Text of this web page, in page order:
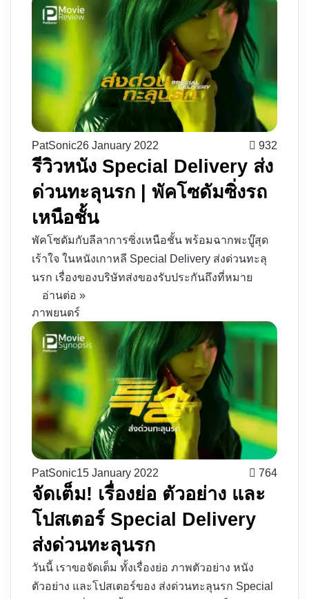
PatSonic26 January 2022 932
รีวิวหนัง Special Delivery ส่ง
ด่วนทะลุนรก | พัคโซดัมซิ่งรถ
เหนือชั้น
พัคโซดัมกับลีลาการซิ่งเหนือชั้น พร้อมฉากพะบู๊สุด
เร้าใจ ในหนังเกาหลี Special Delivery ส่งด่วนทะลุ
นรก เรื่องของบริษัทส่งของรับประกันถึงที่หมาย
อ่านต่อ »
ภาพยนตร์
PatSonic15 January 2022 764
จัดเต็ม! เรื่องย่อ ตัวอย่าง และ
โปสเตอร์ Special Delivery
ส่งด่วนทะลุนรก
วันนี้ เราขอจัดเต็ม ทั้งเรื่องย่อ ภาพตัวอย่าง หนัง
ตัวอย่าง และโปสเตอร์ของ ส่งด่วนทะลุนรก Special